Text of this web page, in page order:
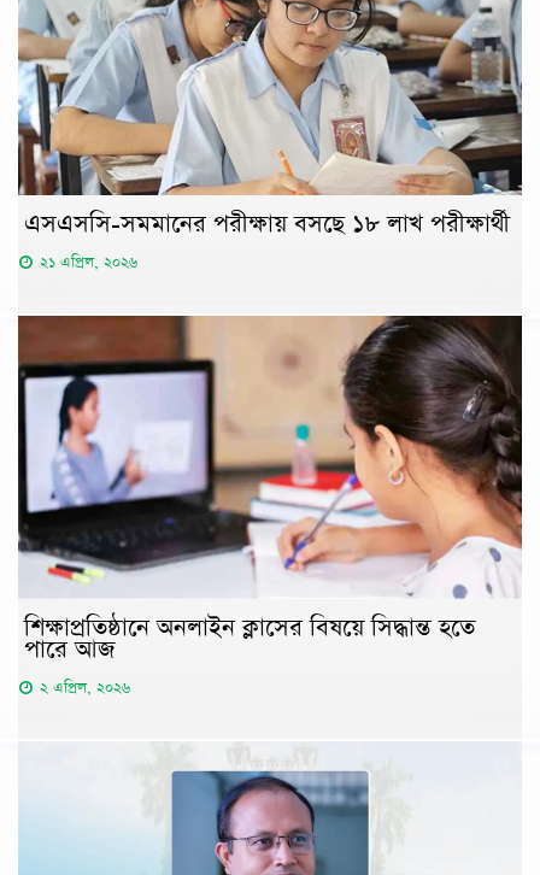
এসএসসি-সমমানের পরীক্ষায় বসছে ১৮ লাখ পরীক্ষার্থী
২১ এপ্রিল, ২০২৬
শিক্ষাপ্রতিষ্ঠানে অনলাইন ক্লাসের বিষয়ে সিদ্ধান্ত হতে
পারে আজ
২ এপ্রিল, ২০২৬